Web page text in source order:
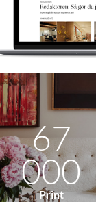
Print
67
000